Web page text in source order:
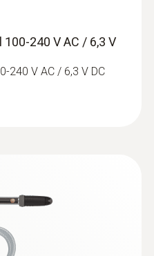
240 V AC / 6,3 V
240 V AC / 6,3 V DC